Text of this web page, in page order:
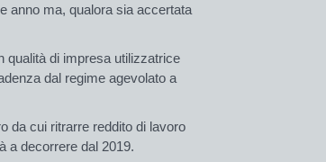
anno ma, qualora sia accertata
qualità di impresa utilizzatrice
dal regime agevolato a
da cui ritrarre reddito di lavoro
a decorrere dal 2019.